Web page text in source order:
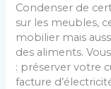
Condenser de
sur les meubles,
mobilier mais
des aliments.
: préserver votre
facture